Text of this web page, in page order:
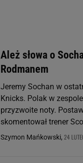
Ależ słowa o
Rodmanem
Jeremy Sochan w
Knicks. Polak w
przyzwoite noty.
skomentował trener
Szymon Mańkowski, 24